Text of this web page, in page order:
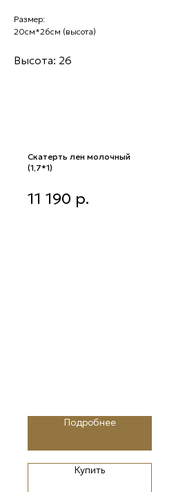
Размер:
20см*26см (высота)
Высота: 26
Скатерть лен молочный
(1,7*1)
11 190 р.
Подробнее
Купить